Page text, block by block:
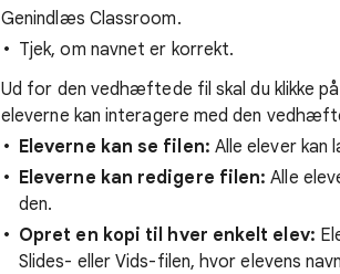
Genindlæs Classroom.
Tjek, om navnet er korrekt.
Ud for den vedhæftede fil skal du klikke
eleverne kan interagere med den
Eleverne kan se filen: Alle elever kan
Eleverne kan redigere filen: Alle
den.
Opret en kopi til hver enkelt elev:
Slides- eller Vids-filen, hvor elevens